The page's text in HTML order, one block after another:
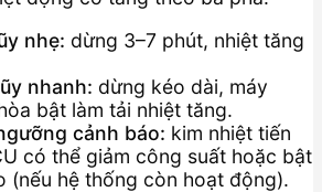
nhẹ: dừng 3–7 phút, nhiệt tăng
nhanh: dừng kéo dài, máy
bật làm tải nhiệt tăng.
cảnh báo: kim nhiệt tiến
có thể giảm công suất hoặc bật
(nếu hệ thống còn hoạt động).